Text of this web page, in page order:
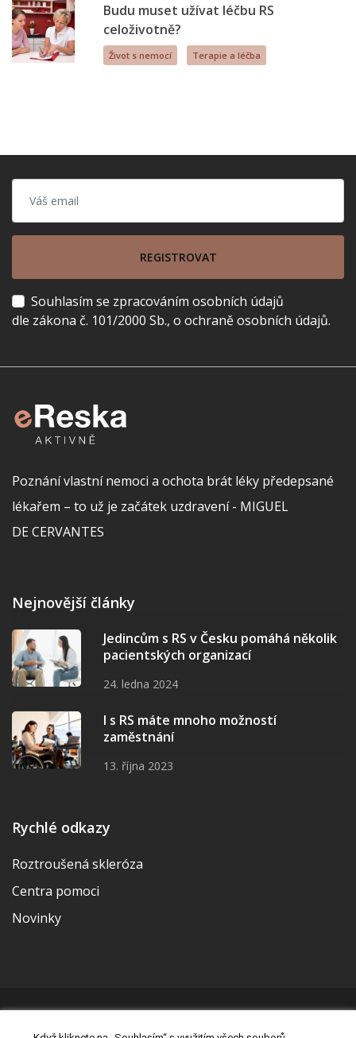
Budu muset užívat léčbu RS
celoživotně?
Život s nemocí Terapie a léčba
REGISTROVAT
Souhlasím se zpracováním osobních údajů
dle zákona č. 101/2000 Sb., o ochraně osobních údajů.
Poznání vlastní nemoci a ochota brát léky předepsané
lékařem – to už je začátek uzdravení - MIGUEL
DE CERVANTES
Nejnovější články
Jedincům s RS v Česku pomáhá několik
pacientských organizací
24. ledna 2024
I s RS máte mnoho možností
zaměstnání
13. října 2023
Rychlé odkazy
Roztroušená skleróza
Centra pomoci
Novinky